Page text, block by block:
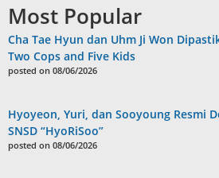
Most Popular
Cha Tae Hyun dan Uhm Ji Won
Two Cops and Five Kids
posted on 08/06/2026
Hyoyeon, Yuri, dan Sooyoung Resmi
SNSD “HyoRiSoo”
posted on 08/06/2026